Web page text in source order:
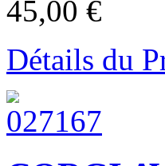
45,00 €
Détails du